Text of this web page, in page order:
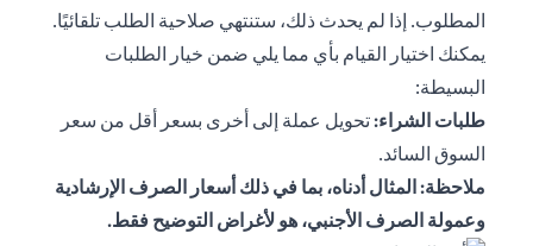
المطلوب. إذا لم يحدث ذلك، ستنتهي صلاحية الطلب تلقائيًا.
يمكنك اختيار القيام بأي مما يلي ضمن خيار الطلبات
البسيطة:
طلبات الشراء:تحويل عملة إلى أخرى بسعر أقل من سعر
السوق السائد.
ملاحظة: المثال أدناه، بما في ذلك أسعار الصرف الإرشادية
وعمولة الصرف الأجنبي، هو لأغراض التوضيح فقط.